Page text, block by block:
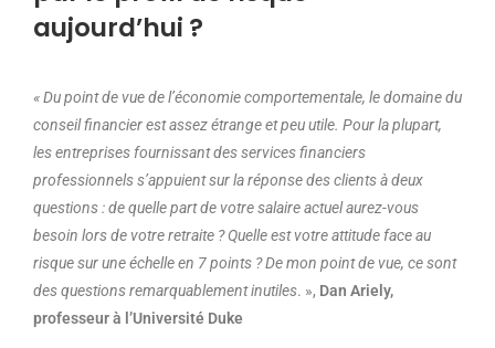
aujourd’hui ?
« Du point de vue de l’économie comportementale, le domaine du
conseil financier est assez étrange et peu utile. Pour la plupart,
les entreprises fournissant des services financiers
professionnels s’appuient sur la réponse des clients à deux
questions : de quelle part de votre salaire actuel aurez-vous
besoin lors de votre retraite ? Quelle est votre attitude face au
risque sur une échelle en 7 points ? De mon point de vue, ce sont
des questions remarquablement inutiles. », Dan Ariely,
professeur à l’Université Duke